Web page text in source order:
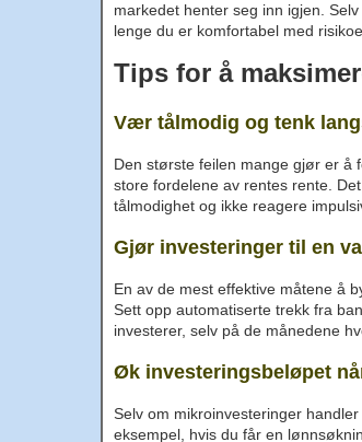
markedet henter seg inn igjen.
lenge du er komfortabel med
Tips for å
Vær tålmodig og tenk
Den største feilen mange gjør er å
store fordelene av rentes rente.
tålmodighet og ikke reagere
Gjør investeringer til en
En av de mest effektive måtene å
Sett opp automatiserte trekk fra
investerer, selv på de månedene
Øk investeringsbeløpet
Selv om mikroinvesteringer
eksempel, hvis du får en